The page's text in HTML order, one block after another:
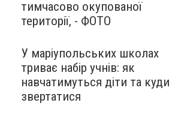
тимчасово окупованої
території, - ФОТО
У маріупольських школах
триває набір учнів: як
навчатимуться діти та куди
звертатися